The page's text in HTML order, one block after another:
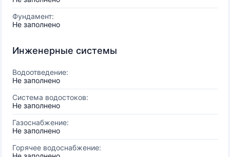
Фундамент:
Не заполнено
Инженерные системы
Водоотведение:
Не заполнено
Система водостоков:
Не заполнено
Газоснабжение:
Не заполнено
Горячее водоснабжение: